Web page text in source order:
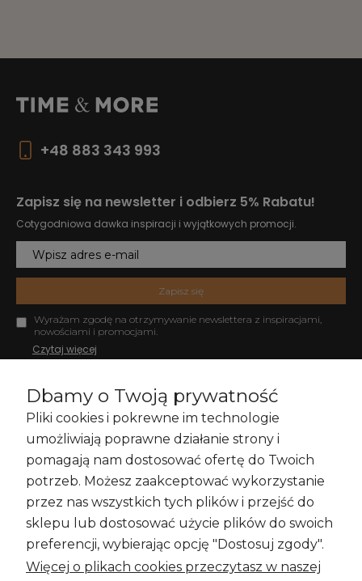
+48 883 343 993
Zapisz się na newsletter i odbierz 5% Rabatu!
Cotygodniowa dawka inspiracji i wyjątkowych promocji.
Zapisz się
Wyrażam zgodę na otrzymywanie newslettera z inspiracjami,
nowościami i promocjami.
Czytaj więcej
Zakupy i Zwroty
Informacje
Dbamy o Twoją prywatność
Pliki cookies i pokrewne im technologie
umożliwiają poprawne działanie strony i
pomagają nam dostosować ofertę do Twoich
potrzeb. Możesz zaakceptować wykorzystanie
przez nas wszystkich tych plików i przejść do
sklepu lub dostosować użycie plików do swoich
preferencji, wybierając opcję "Dostosuj zgody".
Więcej o plikach cookies przeczytasz w naszej